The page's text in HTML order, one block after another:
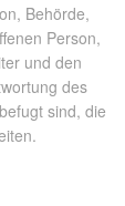
Behörde,
Person,
und den
des
sind, die